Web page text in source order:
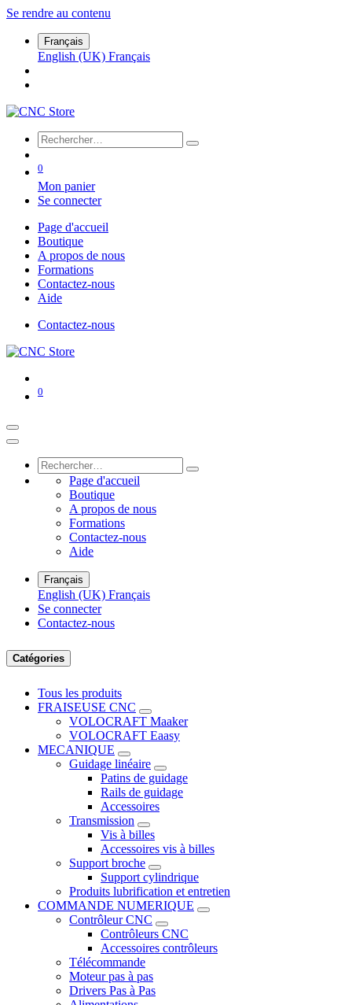
Se rendre au contenu
Français
English (UK) Français
0
Mon panier
Se connecter
Page d'accueil
Boutique
A propos de nous
Formations
Contactez-nous
Aide
Contactez-nous
0
Page d'accueil
Boutique
A propos de nous
Formations
Contactez-nous
Aide
Français
English (UK) Français
Se connecter
Contactez-nous
Catégories
Tous les produits
FRAISEUSE CNC
VOLOCRAFT Maaker
VOLOCRAFT Eaasy
MECANIQUE
Guidage linéaire
Patins de guidage
Rails de guidage
Accessoires
Transmission
Vis à billes
Accessoires vis à billes
Support broche
Support cylindrique
Produits lubrification et entretien
COMMANDE NUMERIQUE
Contrôleur CNC
Contrôleurs CNC
Accessoires contrôleurs
Télécommande
Moteur pas à pas
Drivers Pas à Pas